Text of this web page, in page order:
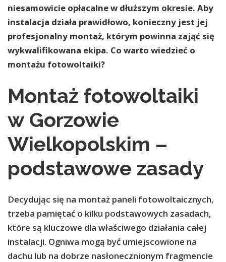
niesamowicie opłacalne w dłuższym okresie. Aby
instalacja działa prawidłowo, konieczny jest jej
profesjonalny montaż, którym powinna zająć się
wykwalifikowana ekipa. Co warto wiedzieć o
montażu fotowoltaiki?
Montaż fotowoltaiki
w Gorzowie
Wielkopolskim –
podstawowe zasady
Decydując się na montaż paneli fotowoltaicznych,
trzeba pamiętać o kilku podstawowych zasadach,
które są kluczowe dla właściwego działania całej
instalacji. Ogniwa mogą być umiejscowione na
dachu lub na dobrze nasłonecznionym fragmencie